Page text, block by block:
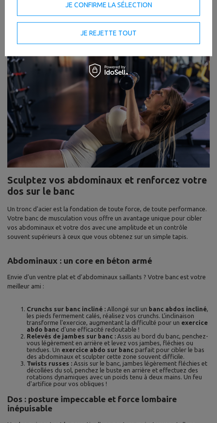
Extension de jambes ou Flexion de jambes (avec
accessoire) :Certainsbancs de musculation multifonctionse
transforment en machines complètes ! Équipés d'accessoires, ils
directement vos quadriceps et ischio-jambiers avec une
précision chirurgicale.
Sculptez vos abdominaux et renforcez votre
dos sur le banc
Un tronc d'acier est la fondation de toute force, de toute performance.
Votre banc de musculation vous offre un avantage unique pour cibler
vos abdominaux et votre dos avec une amplitude et un contrôle
souvent supérieurs à ceux que vous obtenez sur un simple tapis.
Abdominaux : un core en béton armé
Envie d'un ventre plat et d'abdominaux saillants ? Votre banc est votre
meilleur ami :
Crunchs sur banc incliné : Allongé sur un banc abdos incliné
les pieds fermement calés, réalisez vos crunchs. L'inclinaison
transforme l'exercice, augmentant la difficulté pour un exercice
abdo banc d'une efficacité redoutable !
Relevés de jambes sur banc : Assis au bord du banc, penchez-
vous légèrement en arrière et levez vos jambes, fléchies ou
tendues. Un exercice abdo sur banc parfait pour cibler le bas
des abdominaux et sculpter cette zone souvent difficile.
Twists russes : Assis sur le banc, jambes légèrement fléchies et
décollées du sol, penchez le buste en arrière et effectuez des
rotations dynamiques avec un poids tenu à deux mains. Un feu
d'artifice pour vos obliques !
Dos : posture impeccable et force lombaire
inépuisable
JE CONFIRME LA SÉLECTION
JE REJETTE TOUT